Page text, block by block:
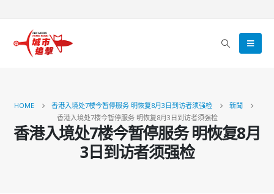
HOME 香港入境处7楼今暂停服务 明恢复8月3日到访者须强检
新聞
香港入境处7楼今暂停服务 明恢复8月3日到访者须强检
香港入境处7楼今暂停服务 明恢复8月
3日到访者须强检